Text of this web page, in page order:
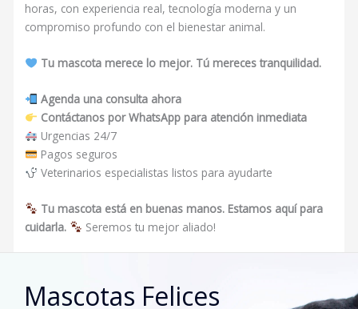
horas, con experiencia real, tecnología moderna y un
compromiso profundo con el bienestar animal.
Tu mascota merece lo mejor. Tú mereces tranquilidad.
Agenda una consulta ahora
Contáctanos por WhatsApp para atención inmediata
Urgencias 24/7
Pagos seguros
Veterinarios especialistas listos para ayudarte
Tu mascota está en buenas manos. Estamos aquí para
cuidarla.
Seremos tu mejor aliado!
Mascotas Felices